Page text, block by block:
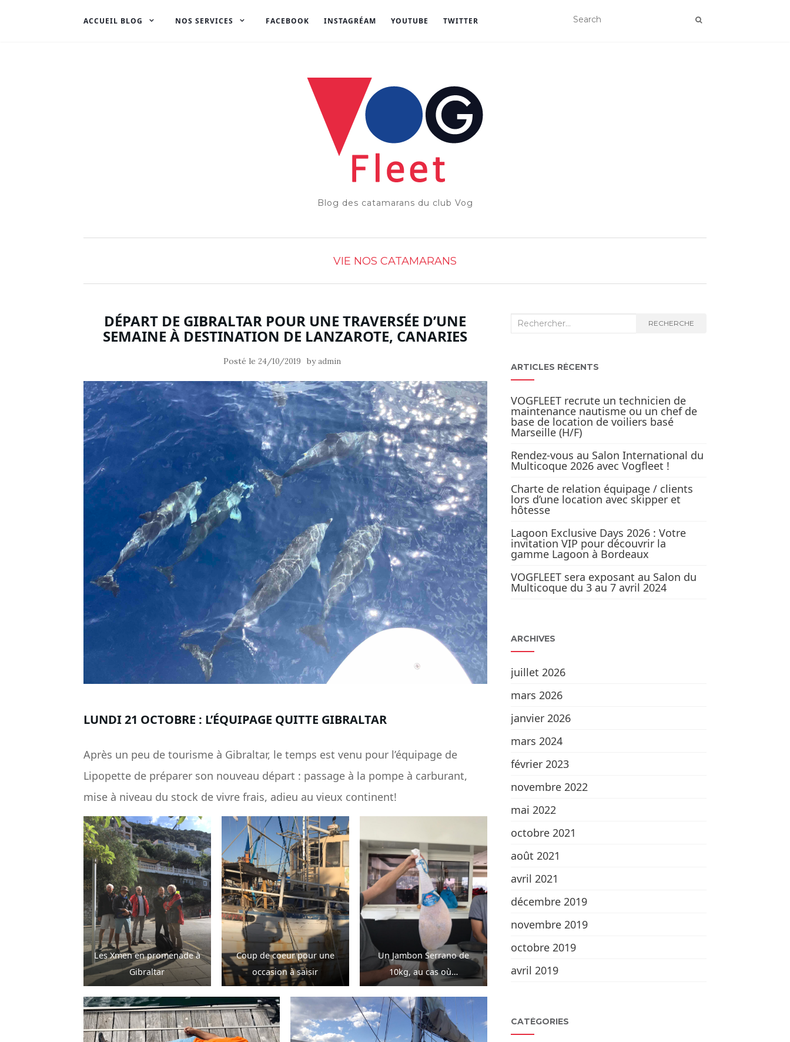
ACCUEIL BLOG NOS SERVICES FACEBOOK INSTAGRÉAM YOUTUBE TWITTER
Blog des catamarans du club Vog
VIE NOS CATAMARANS
DÉPART DE GIBRALTAR POUR UNE TRAVERSÉE D’UNE
SEMAINE À DESTINATION DE LANZAROTE, CANARIES
Posté le24/10/2019 byadmin
LUNDI 21 OCTOBRE : L’ÉQUIPAGE QUITTE GIBRALTAR
Après un peu de tourisme à Gibraltar, le temps est venu pour l’équipage de
Lipopette de préparer son nouveau départ : passage à la pompe à carburant,
mise à niveau du stock de vivre frais, adieu au vieux continent!
Les Xmen en promenade à
Gibraltar
Coup de coeur pour une
occasion à saisir
Un Jambon Serrano de
10kg, au cas où…
Recherche
RECHERCHE
ARTICLES RÉCENTS
VOGFLEET recrute un technicien de
maintenance nautisme ou un chef de
base de location de voiliers basé
Marseille (H/F)
Rendez-vous au Salon International du
Multicoque 2026 avec Vogfleet !
Charte de relation équipage / clients
lors d’une location avec skipper et
hôtesse
Lagoon Exclusive Days 2026 : Votre
invitation VIP pour découvrir la
gamme Lagoon à Bordeaux
VOGFLEET sera exposant au Salon du
Multicoque du 3 au 7 avril 2024
ARCHIVES
juillet 2026
mars 2026
janvier 2026
mars 2024
février 2023
novembre 2022
mai 2022
octobre 2021
août 2021
avril 2021
décembre 2019
novembre 2019
octobre 2019
avril 2019
CATÉGORIES